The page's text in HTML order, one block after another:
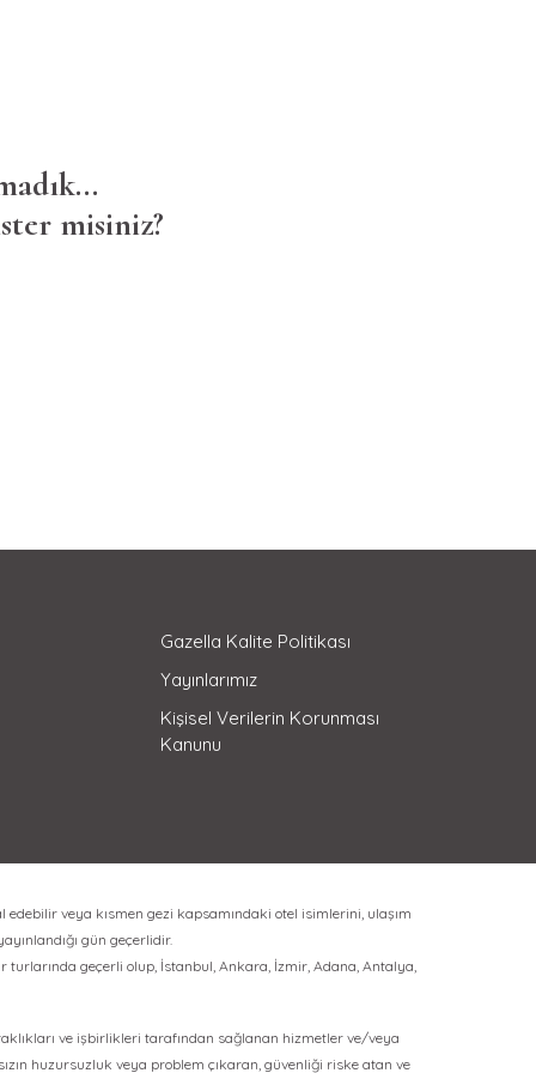
misiniz?
Gazella Kalite Politikası
Yayınlarımız
Kişisel Verilerin Korunması
Kanunu
veya kısmen gezi kapsamındaki otel isimlerini, ulaşım
gün geçerlidir.
geçerli olup, İstanbul, Ankara, İzmir, Adana, Antalya,
ve işbirlikleri tarafından sağlanan hizmetler ve/veya
huzursuzluk veya problem çıkaran, güvenliği riske atan ve